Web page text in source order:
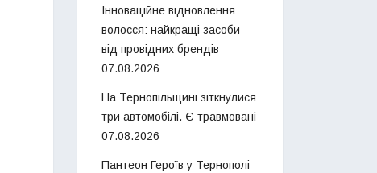
Інноваційне відновлення
волосся: найкращі засоби
від провідних брендів
07.08.2026
На Тернопільщині зіткнулися
три автомобілі. Є травмовані
07.08.2026
Пантеон Героїв у Тернополі